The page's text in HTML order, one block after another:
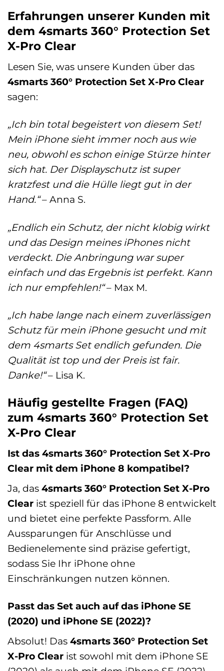
Erfahrungen unserer Kunden mit
dem 4smarts 360° Protection Set
X-Pro Clear
Lesen Sie, was unsere Kunden über das
4smarts 360° Protection Set X-Pro Clear
sagen:
„Ich bin total begeistert von diesem Set!
Mein iPhone sieht immer noch aus wie
neu, obwohl es schon einige Stürze hinter
sich hat. Der Displayschutz ist super
kratzfest und die Hülle liegt gut in der
Hand.“– Anna S.
„Endlich ein Schutz, der nicht klobig wirkt
und das Design meines iPhones nicht
verdeckt. Die Anbringung war super
einfach und das Ergebnis ist perfekt. Kann
ich nur empfehlen!“– Max M.
„Ich habe lange nach einem zuverlässigen
Schutz für mein iPhone gesucht und mit
dem 4smarts Set endlich gefunden. Die
Qualität ist top und der Preis ist fair.
Danke!“– Lisa K.
Häufig gestellte Fragen (FAQ)
zum 4smarts 360° Protection Set
X-Pro Clear
Ist das 4smarts 360° Protection Set X-Pro
Clear mit dem iPhone 8 kompatibel?
Ja, das 4smarts 360° Protection Set X-Pro
Clear ist speziell für das iPhone 8 entwickelt
und bietet eine perfekte Passform. Alle
Aussparungen für Anschlüsse und
Bedienelemente sind präzise gefertigt,
sodass Sie Ihr iPhone ohne
Einschränkungen nutzen können.
Passt das Set auch auf das iPhone SE
(2020) und iPhone SE (2022)?
Absolut! Das 4smarts 360° Protection Set
X-Pro Clear ist sowohl mit dem iPhone SE